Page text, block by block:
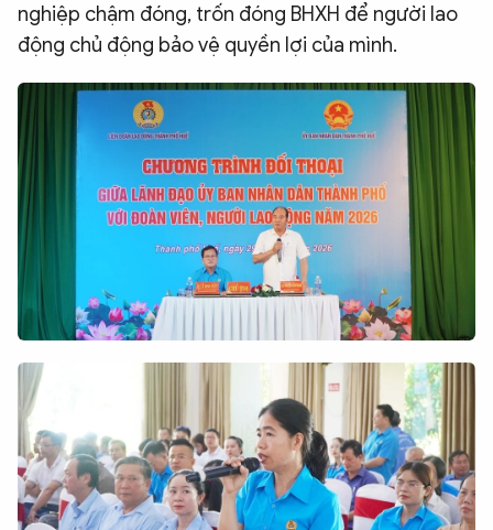
nghiệp chậm đóng, trốn đóng BHXH để người lao
động chủ động bảo vệ quyền lợi của mình.